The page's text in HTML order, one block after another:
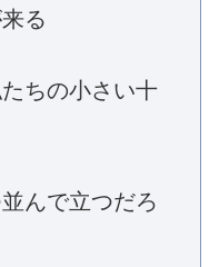
る
ちの小さい十
んで立つだろ